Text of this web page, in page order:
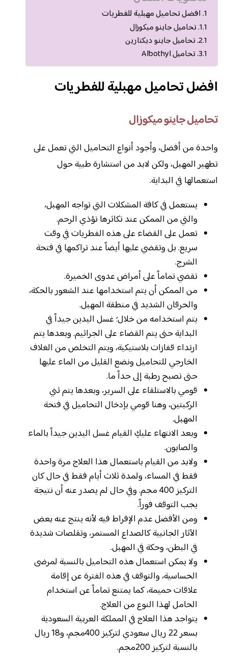
افضل تحاميل مهبلية للفطريات
تحاميل جاينو ميكوزال
تحاميل جاينو ديكتارين
تحاميل Albothyl
افضل تحاميل مهبلية للفطريات
تحاميل جاينو ميكوزال
واحدة من أفضل، وأجود أنواع التحاميل التي تعمل على
تطهير المهبل، ولكن لابد من استشارة طبية حول
استعمالها في البداية.
يستعمل في كافة المشكلات التي تواجه المهبل،
والتي من الممكن عند تكاثرها تؤذي الرحم.
تعمل على القضاء على هذه الفطريات في وقت
سريع. بل وتقضي عليها أيضاً عند تراكمها في فتحة
الشرج.
تقضي تماماً على أمراض عدوى الخميرة.
من الممكن أن يتم استخدامها عند الشعور بالحكة،
والحرقان الشديد في منطقة المهبل.
يتم استخدامه من خلال؛ غسل اليدين جيداً في
البداية حتى يتم القضاء على الجراثيم. وبعدها يتم
ارتداء قفازات بلاستيكية، ويتم التخلص من الغلاف
الخارجي للتحاميل ونضع القليل من الماء عليها
حتى تصبح رطبة إلى حداً ما.
قومي بالاستلقاء على السرير، وبعدها يتم ثني
الركبتين، وهنا قومي بإدخال التحاميل في فتحة
المهبل.
وبعد الانتهاء عليكِ القيام غسل اليدين جيداً بالماء
والصابون.
ولابد من القيام باستعمال هذا العلاج مرة واحدة
فقط في المساء، ولمدة ثلاث أيام فقط في حال كان
التركيز 400 مجم. وفي حال لم يصدر عنه أن نتيجة
يجب التوقف فوراً.
ومن الأفضل عدم الإفراط فيه لأنه ينتج عنه بعض
الآثار الجانبية كالصداع المستمر، وتقلصات شديدة
في البطن، وحكة في المهبل.
ولا يمكن استعمال هذه التحاميل بالنسبة لمرضى
الحساسية، والتوقف في هذه الفترة عن إقامة
علاقات حميمة، كما يمتنع تماماً عن استخدام
الحامل لهذا النوع من العلاج.
يتواجد هذا العلاج في المملكة العربية السعودية
بسعر 22 ريال سعودي لتركيز 400مجم، و18 ريال
بالنسبة لتركيز 200مجم.